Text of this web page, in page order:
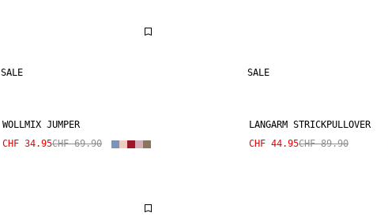
SALE
WOLLMIX JUMPER
CHF 34.95CHF 69.90
SALE
LANGARM STRICKPULLOVER
CHF 44.95CHF 89.90